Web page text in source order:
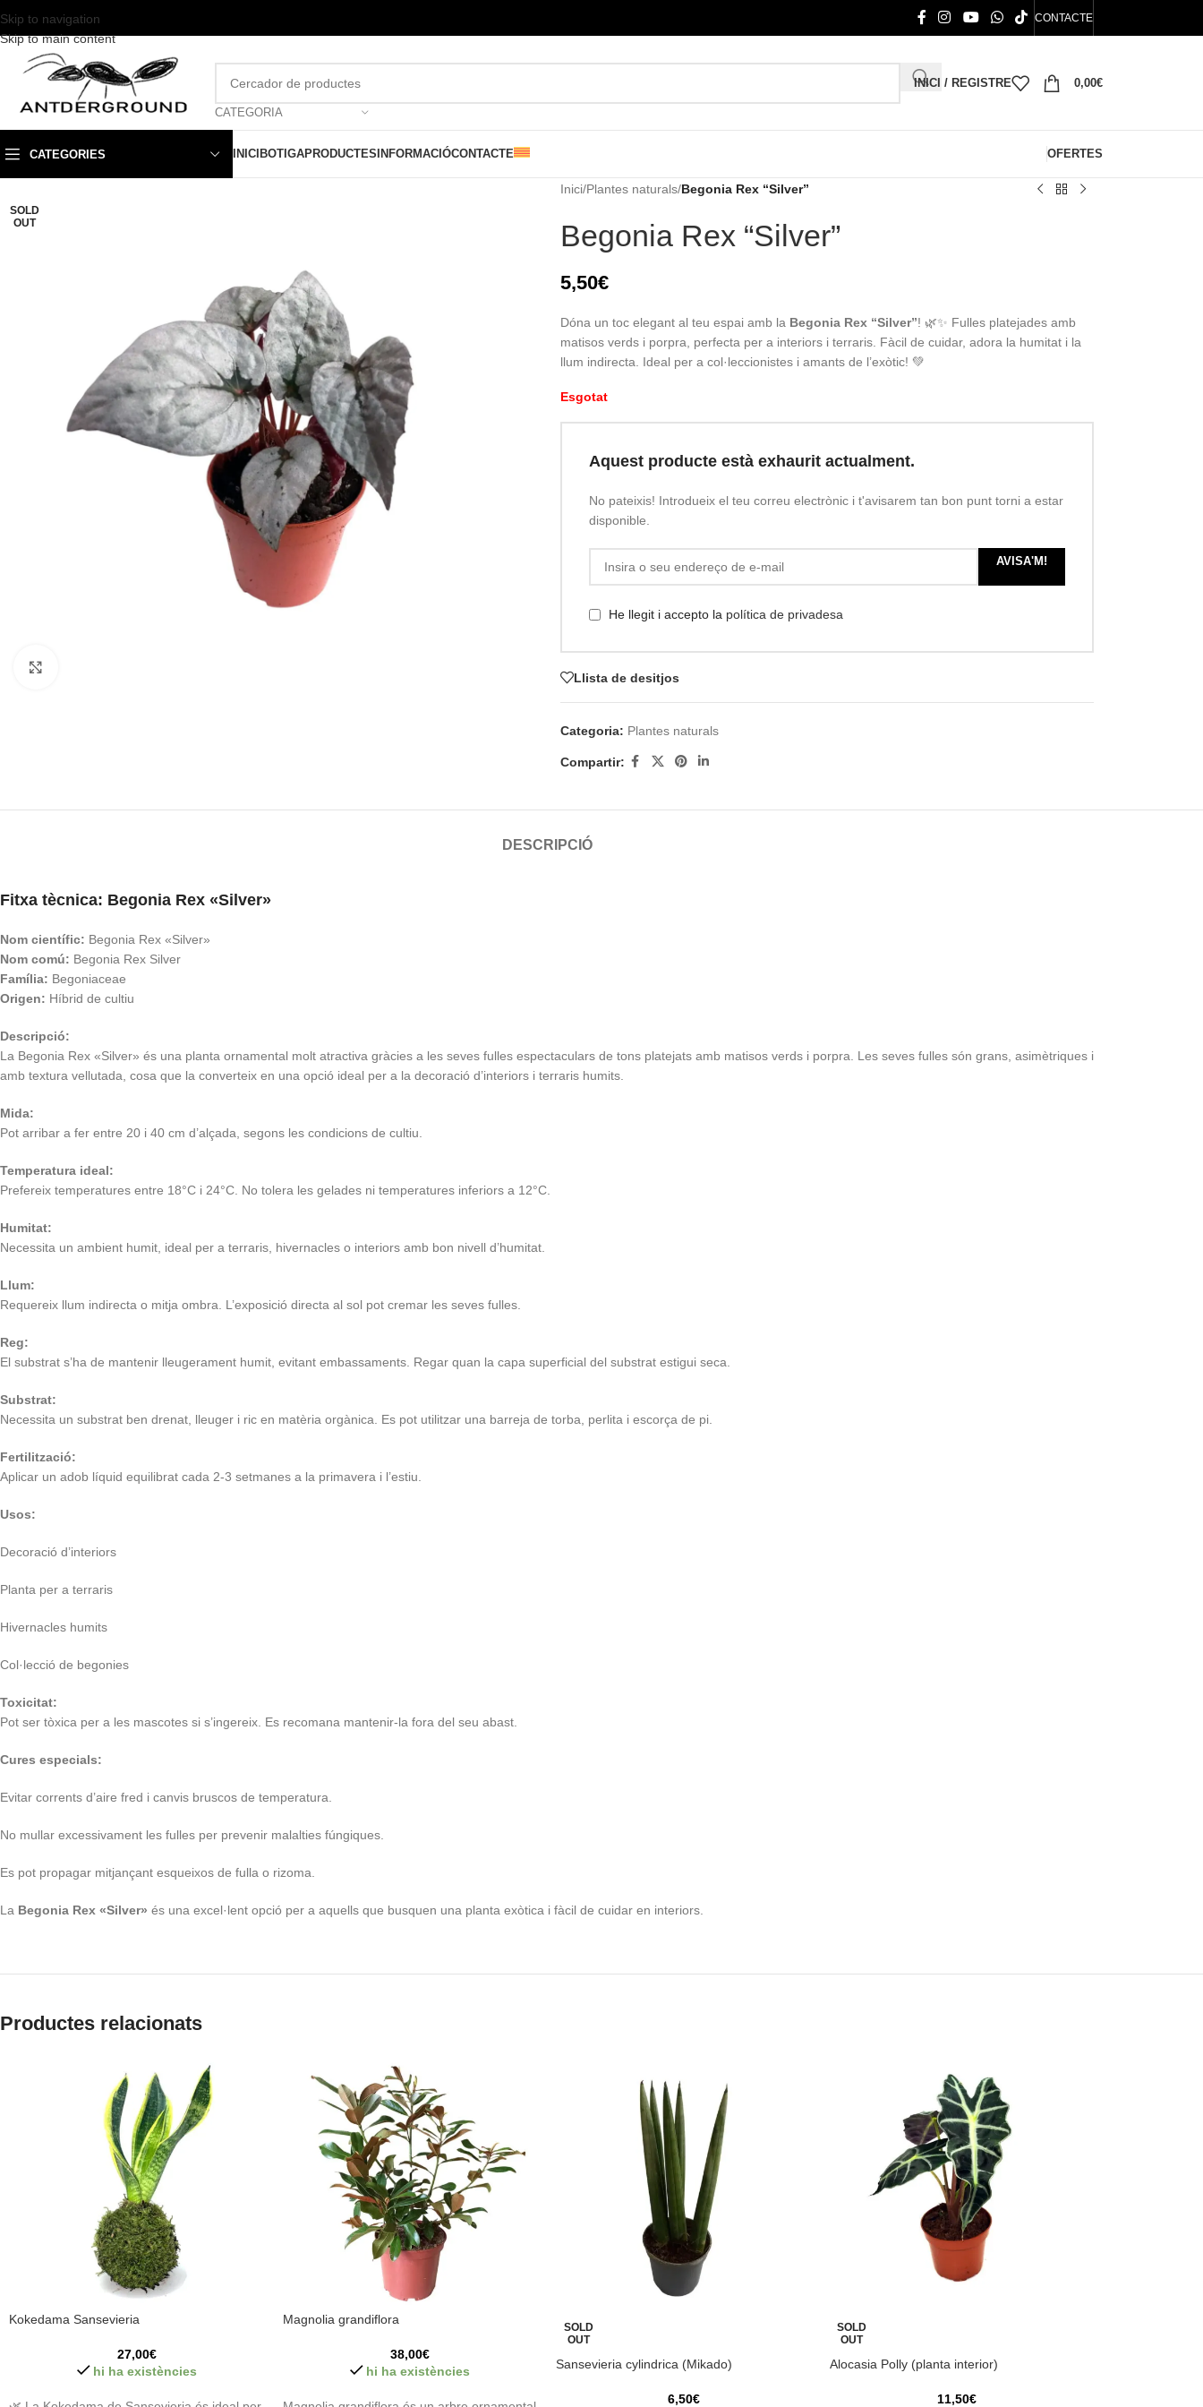
Skip to navigation
Skip to main content
CONTACTE
CATEGORIA
INICI / REGISTRE 0,00€
CATEGORIES INICI BOTIGAPRODUCTES INFORMACIÓCONTACTE OFERTES
SOLD
OUT
Inici/Plantes naturals/Begonia Rex “Silver”
Begonia Rex “Silver”
5,50€
Dóna un toc elegant al teu espai amb la Begonia Rex “Silver”! 🌿✨ Fulles platejades amb
matisos verds i porpra, perfecta per a interiors i terraris. Fàcil de cuidar, adora la humitat i la
llum indirecta. Ideal per a col·leccionistes i amants de l’exòtic! 💚
Esgotat
Aquest producte està exhaurit actualment.
No pateixis! Introdueix el teu correu electrònic i t'avisarem tan bon punt torni a estar
disponible.
AVISA'M!
He llegit i accepto la política de privadesa
Llista de desitjos
Categoria: Plantes naturals
Compartir:
DESCRIPCIÓ
Fitxa tècnica: Begonia Rex «Silver»
Nom científic: Begonia Rex «Silver»
Nom comú: Begonia Rex Silver
Família: Begoniaceae
Origen: Híbrid de cultiu
Descripció:
La Begonia Rex «Silver» és una planta ornamental molt atractiva gràcies a les seves fulles espectaculars de tons platejats amb matisos verds i porpra. Les seves fulles són grans, asimètriques i
amb textura vellutada, cosa que la converteix en una opció ideal per a la decoració d’interiors i terraris humits.
Mida:
Pot arribar a fer entre 20 i 40 cm d’alçada, segons les condicions de cultiu.
Temperatura ideal:
Prefereix temperatures entre 18°C i 24°C. No tolera les gelades ni temperatures inferiors a 12°C.
Humitat:
Necessita un ambient humit, ideal per a terraris, hivernacles o interiors amb bon nivell d’humitat.
Llum:
Requereix llum indirecta o mitja ombra. L’exposició directa al sol pot cremar les seves fulles.
Reg:
El substrat s’ha de mantenir lleugerament humit, evitant embassaments. Regar quan la capa superficial del substrat estigui seca.
Substrat:
Necessita un substrat ben drenat, lleuger i ric en matèria orgànica. Es pot utilitzar una barreja de torba, perlita i escorça de pi.
Fertilització:
Aplicar un adob líquid equilibrat cada 2-3 setmanes a la primavera i l’estiu.
Usos:
Decoració d’interiors
Planta per a terraris
Hivernacles humits
Col·lecció de begonies
Toxicitat:
Pot ser tòxica per a les mascotes si s’ingereix. Es recomana mantenir-la fora del seu abast.
Cures especials:
Evitar corrents d’aire fred i canvis bruscos de temperatura.
No mullar excessivament les fulles per prevenir malalties fúngiques.
Es pot propagar mitjançant esqueixos de fulla o rizoma.
La Begonia Rex «Silver» és una excel·lent opció per a aquells que busquen una planta exòtica i fàcil de cuidar en interiors.
Productes relacionats
Kokedama Sansevieria
27,00€
hi ha existències
Magnolia grandiflora
38,00€
hi ha existències
SOLD
OUT
Sansevieria cylindrica (Mikado)
6,50€
SOLD
OUT
Alocasia Polly (planta interior)
11,50€